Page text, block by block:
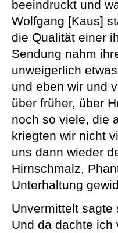
beeindruckt und
Wolfgang [Kaus]
die Qualität einer
Sendung nahm
unweigerlich
und eben wir und
über früher, über
noch so viele, die
kriegten wir nicht
uns dann wieder
Hirnschmalz,
Unterhaltung
Unvermittelt sagte
Und da dachte